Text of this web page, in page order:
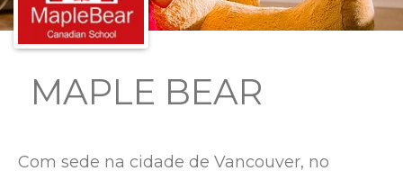
MAPLE BEAR
Com sede na cidade de Vancouver, no